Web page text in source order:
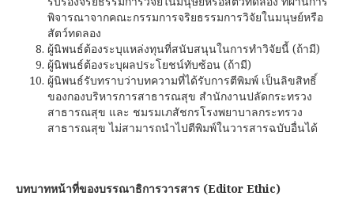
พิจารณาจากคณะกรรมการจริยธรรมการวิจัยในมนุษย์หรือ
สัตว์ทดลอง
ผู้นิพนธ์ต้องระบุแหล่งทุนที่สนับสนุนในการทำวิจัยนี้ (ถ้ามี)
ผู้นิพนธ์ต้องระบุผลประโยชน์ทับซ้อน (ถ้ามี)
ผู้นิพนธ์รับทราบว่าบทความที่ได้รับการตีพิมพ์ เป็นลิขสิทธิ์
ของกองบริหารการสาธารณสุข สำนักงานปลัดกระทรวง
สาธารณสุข และ ชมรมเภสัชกรโรงพยาบาลกระทรวง
สาธารณสุข ไม่สามารถนำไปตีพิมพ์ในวารสารฉบับอื่นได้
บทบาทหน้าที่ของบรรณาธิการวารสาร (Editor Ethic)